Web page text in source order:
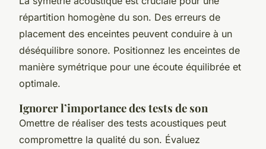
répartition homogène du son. Des erreurs de
placement des enceintes peuvent conduire à un
déséquilibre sonore. Positionnez les enceintes de
manière symétrique pour une écoute équilibrée et
optimale.
Ignorer l’importance des tests de son
Omettre de réaliser des tests acoustiques peut
compromettre la qualité du son. Évaluez